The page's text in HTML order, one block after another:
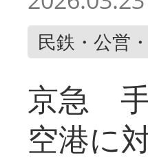
民鉄・公営
京急
空港に